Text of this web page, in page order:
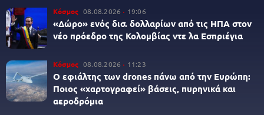
Κόσμος 08.08.2026 19:06
«Δώρο» ενός δισ. δολλαρίων από τις ΗΠΑ στον
νέο πρόεδρο της Κολομβίας ντε λα Εσπριέγια
Κόσμος 08.08.2026 11:23
Ο εφιάλτης των drones πάνω από την Ευρώπη:
Ποιος «χαρτογραφεί» βάσεις, πυρηνικά και
αεροδρόμια